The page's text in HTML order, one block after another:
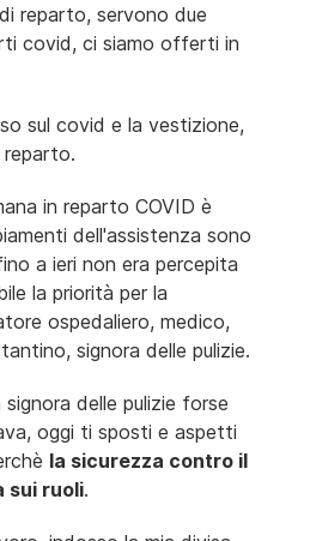
reparto, servono due
covid, ci siamo offerti in
sul covid e la vestizione,
reparto.
in reparto COVID è
dell'assistenza sono
a ieri non era percepita
la priorità per la
ospedaliero, medico,
signora delle pulizie.
delle pulizie forse
oggi ti sposti e aspetti
la sicurezza contro il
sui ruoli.